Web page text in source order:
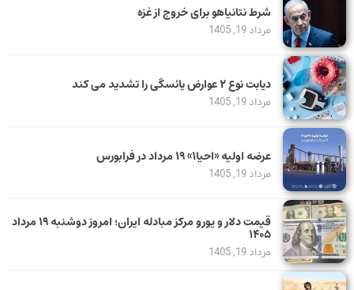
شرط نتانیاهو برای خروج از غزه
مرداد 19, 1405
دیابت نوع ۲ عوارض یائسگی را تشدید می کند
مرداد 19, 1405
عرضه اولیه «احیا۱» ۱۹ مرداد در فرابورس
مرداد 19, 1405
قیمت دلار و یورو مرکز مبادله ایران؛ امروز دوشنبه ۱۹ مرداد
۱۴۰۵
مرداد 19, 1405